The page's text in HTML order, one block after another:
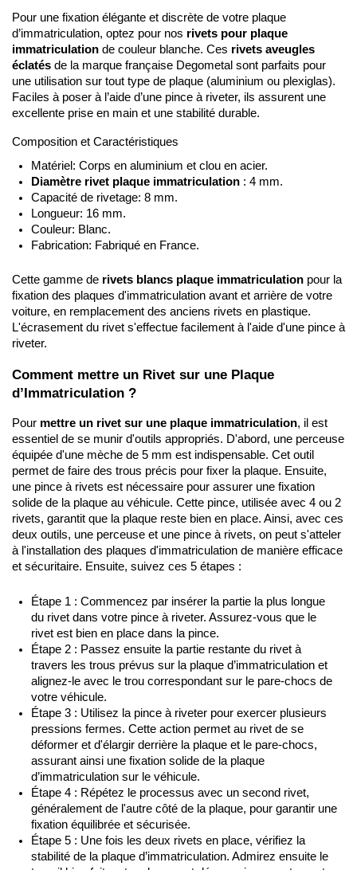
Pour une fixation élégante et discrète de votre plaque
d’immatriculation, optez pour nos rivets pour plaque
immatriculation de couleur blanche. Ces rivets aveugles
éclatés de la marque française Degometal sont parfaits pour
une utilisation sur tout type de plaque (aluminium ou plexiglas).
Faciles à poser à l’aide d’une pince à riveter, ils assurent une
excellente prise en main et une stabilité durable.
Composition et Caractéristiques
Matériel: Corps en aluminium et clou en acier.
Diamètre rivet plaque immatriculation : 4 mm.
Capacité de rivetage: 8 mm.
Longueur: 16 mm.
Couleur: Blanc.
Fabrication: Fabriqué en France.
Cette gamme de rivets blancs plaque immatriculation pour la
fixation des plaques d'immatriculation avant et arrière de votre
voiture, en remplacement des anciens rivets en plastique.
L'écrasement du rivet s'effectue facilement à l'aide d'une pince à
riveter.
Comment mettre un Rivet sur une Plaque
d’Immatriculation ?
Pour mettre un rivet sur une plaque immatriculation, il est
essentiel de se munir d'outils appropriés. D'abord, une perceuse
équipée d'une mèche de 5 mm est indispensable. Cet outil
permet de faire des trous précis pour fixer la plaque. Ensuite,
une pince à rivets est nécessaire pour assurer une fixation
solide de la plaque au véhicule. Cette pince, utilisée avec 4 ou 2
rivets, garantit que la plaque reste bien en place. Ainsi, avec ces
deux outils, une perceuse et une pince à rivets, on peut s'atteler
à l'installation des plaques d'immatriculation de manière efficace
et sécuritaire. Ensuite, suivez ces 5 étapes :
Étape 1 : Commencez par insérer la partie la plus longue
du rivet dans votre pince à riveter. Assurez-vous que le
rivet est bien en place dans la pince.
Étape 2 : Passez ensuite la partie restante du rivet à
travers les trous prévus sur la plaque d’immatriculation et
alignez-le avec le trou correspondant sur le pare-chocs de
votre véhicule.
Étape 3 : Utilisez la pince à riveter pour exercer plusieurs
pressions fermes. Cette action permet au rivet de se
déformer et d'élargir derrière la plaque et le pare-chocs,
assurant ainsi une fixation solide de la plaque
d’immatriculation sur le véhicule.
Étape 4 : Répétez le processus avec un second rivet,
généralement de l'autre côté de la plaque, pour garantir une
fixation équilibrée et sécurisée.
Étape 5 : Une fois les deux rivets en place, vérifiez la
stabilité de la plaque d’immatriculation. Admirez ensuite le